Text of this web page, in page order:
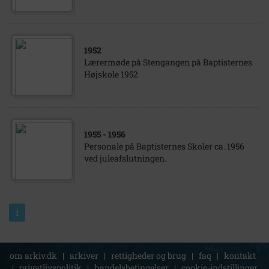
1952
Lærermøde på Stengangen på Baptisternes
Højskole 1952
1955 - 1956
Personale på Baptisternes Skoler ca. 1956
ved juleafslutningen.
1
om arkiv.dk | arkiver | rettigheder og brug | faq | kontakt